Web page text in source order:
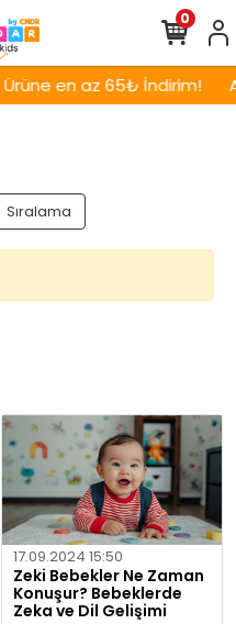
en az 65₺ İndirim!
0
Sıralama
17.09.2024 15:50
Zeki Bebekler Ne Zaman
Konuşur? Bebeklerde
Zeka ve Dil Gelişimi